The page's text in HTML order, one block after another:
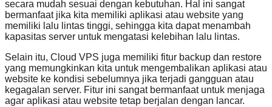
secara mudah sesuai dengan kebutuhan. Hal ini sangat
bermanfaat jika kita memiliki aplikasi atau website yang
memiliki lalu lintas tinggi, sehingga kita dapat menambah
kapasitas server untuk mengatasi kelebihan lalu lintas.
Selain itu, Cloud VPS juga memiliki fitur backup dan restore
yang memungkinkan kita untuk mengembalikan aplikasi atau
website ke kondisi sebelumnya jika terjadi gangguan atau
kegagalan server. Fitur ini sangat bermanfaat untuk menjaga
agar aplikasi atau website tetap berjalan dengan lancar.